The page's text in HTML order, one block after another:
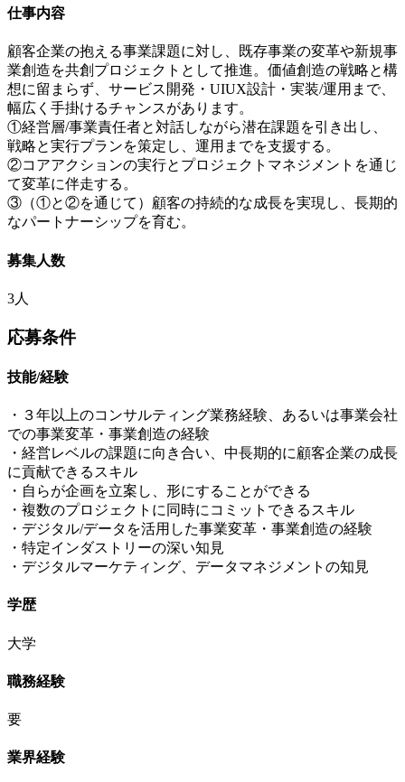
仕事内容
顧客企業の抱える事業課題に対し、既存事業の変革や新規事
業創造を共創プロジェクトとして推進。価値創造の戦略と構
想に留まらず、サービス開発・UIUX設計・実装/運用まで、
幅広く手掛けるチャンスがあります。
①経営層/事業責任者と対話しながら潜在課題を引き出し、
戦略と実行プランを策定し、運用までを支援する。
②コアアクションの実行とプロジェクトマネジメントを通じ
て変革に伴走する。
③（①と②を通じて）顧客の持続的な成長を実現し、長期的
なパートナーシップを育む。
募集人数
3人
応募条件
技能/経験
・３年以上のコンサルティング業務経験、あるいは事業会社
での事業変革・事業創造の経験
・経営レベルの課題に向き合い、中長期的に顧客企業の成長
に貢献できるスキル
・自らが企画を立案し、形にすることができる
・複数のプロジェクトに同時にコミットできるスキル
・デジタル/データを活用した事業変革・事業創造の経験
・特定インダストリーの深い知見
・デジタルマーケティング、データマネジメントの知見
学歴
大学
職務経験
要
業界経験